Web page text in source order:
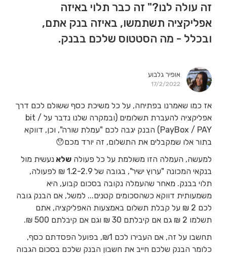
זה עולה לנו?" זה כבר תלוי באיזה
אפליקציה תשתמשו, באיזה בנק אתם,
ובכלל - מה הסטטוס שלכם בבנק.
אופיר גלבוע
17/2/2022
אז כמו שאמרנו בפתיחה, על כל משיכת כסף ששולם לכם דרך
אפליקציה להעברת תשלומים (ובמקרה שלנו נדבר על bit /
PayBox / PAY) הבנק יגבה לכם "עמלת שורה", וכן, דווקא
בתור אלו שמקבלים את התשלום, זה יורד מכם😯
למעשה, העמלה הזו משולמת על כל פעולה שלא נעשית מול
בנקאי המכונה "ערוץ ישיר", בגובה של 1.2-2.9 ₪ לפעולה,
תלוי בבנק. מאחר שהעמלה נקובה בסכום קבוע, היא
משמעותית דווקא כשהסכומים קטנים... למשל, אם הבנק גובה
לכם 2 ₪ על קבלת תשלום באמצעות האפליקציה, אתם
תשלמו 2 ₪ גם אם קיבלתם 30 ₪ וגם אם קיבלתם 500 ₪.
תחשבו על זה, אם העבירו לכם ₪1, בפועל הפסדתם כסף,
כלומר הבנק שלכם חייב את חשבון הבנק שלכם בסכום הגבוה